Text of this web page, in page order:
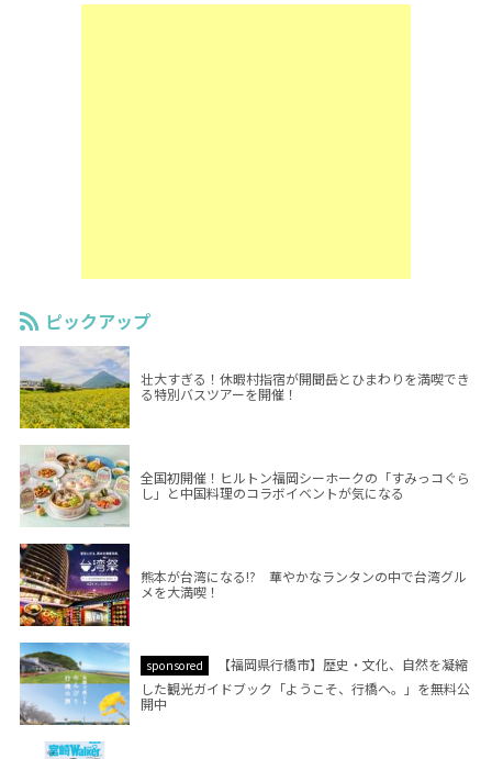
ピックアップ
壮大すぎる！休暇村指宿が開聞岳とひまわりを満喫でき
る特別バスツアーを開催！
全国初開催！ヒルトン福岡シーホークの「すみっコぐら
し」と中国料理のコラボイベントが気になる
熊本が台湾になる!? 華やかなランタンの中で台湾グル
メを大満喫！
sponsored
【福岡県行橋市】歴史・文化、自然を凝縮
した観光ガイドブック「ようこそ、行橋へ。」を無料公
開中